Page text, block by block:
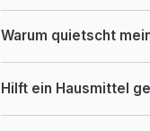
Warum quietscht
Hilft ein Hausmittel